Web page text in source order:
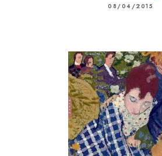
08/04/2015